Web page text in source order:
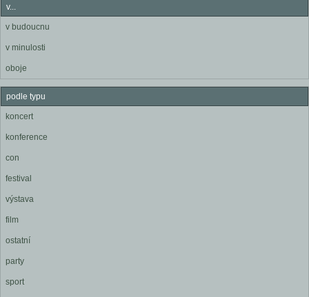
v...
v budoucnu
v minulosti
oboje
podle typu
koncert
konference
con
festival
výstava
film
ostatní
party
sport